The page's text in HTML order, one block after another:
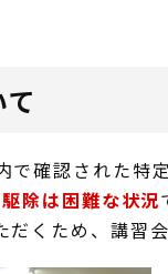
で確認された
除は困難な状況
くため、講習